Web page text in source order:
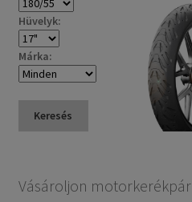
Hüvelyk:
Márka:
Keresés
Vásároljon